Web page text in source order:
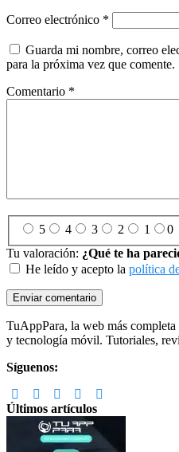
Correo electrónico *
Guarda mi nombre, correo
para la próxima vez que comente.
Comentario *
5 4 3 2 1
0
Tu valoración: ¿Qué te ha
He leído y acepto la política
Footer
TuAppPara, la web más
y tecnología móvil. Tutoriales,
Síguenos:
Últimos artículos